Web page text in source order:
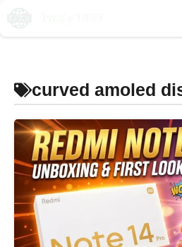
Skip
curved amoled